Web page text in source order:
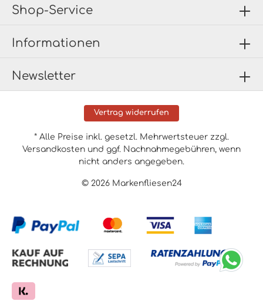
Newsletter
Shop-Service
Informationen
Vertrag widerrufen
© 2026 Markenfliesen24
* Alle Preise inkl. gesetzl. Mehrwertsteuer zzgl.
Versandkosten und ggf. Nachnahmegebühren, wenn
nicht anders angegeben.